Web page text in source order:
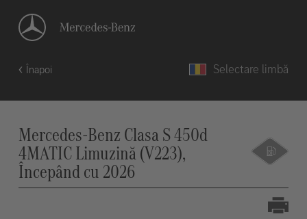
Înapoi Selectare limbă
Mercedes-Benz Clasa S 450d
4MATIC Limuzină (V223),
Începând cu 2026